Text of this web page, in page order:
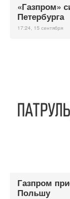
«Газпром»
Петербурга
17:24, 15 сентября
Газпром
Польшу